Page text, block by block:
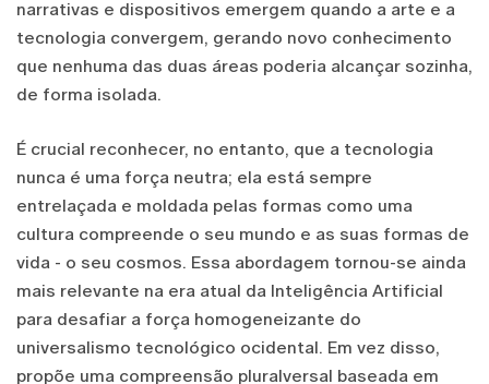
narrativas e dispositivos emergem quando a arte e a
tecnologia convergem, gerando novo conhecimento
que nenhuma das duas áreas poderia alcançar sozinha,
de forma isolada.
É crucial reconhecer, no entanto, que a tecnologia
nunca é uma força neutra; ela está sempre
entrelaçada e moldada pelas formas como uma
cultura compreende o seu mundo e as suas formas de
vida - o seu cosmos. Essa abordagem tornou-se ainda
mais relevante na era atual da Inteligência Artificial
para desafiar a força homogeneizante do
universalismo tecnológico ocidental. Em vez disso,
propõe uma compreensão pluralversal baseada em